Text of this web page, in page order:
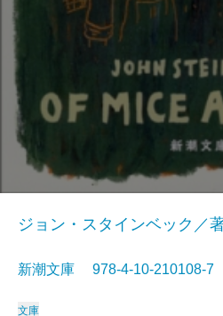
ジョン・スタインベック／
新潮文庫 978-4-10-210108-
文庫